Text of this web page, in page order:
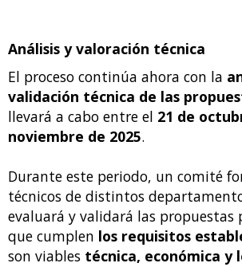
Análisis y valoración técnica
El proceso continúa ahora con la
validación técnica de las
llevará a cabo entre el 21 de
noviembre de 2025.
Durante este periodo, un comité
técnicos de distintos
evaluará y validará las propuestas
que cumplen los requisitos
son viables técnica, económica y